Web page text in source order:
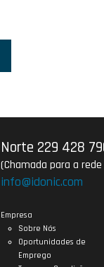
Norte 229 428
(Chamada para a
info@idonic.com
Empresa
Sobre Nós
Oportunidades de
Emprego